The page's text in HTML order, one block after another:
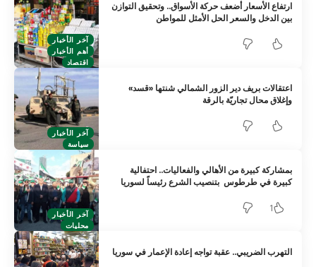
آخر الأخبار
أهم الأخبار
اقتصاد
ارتفاع الأسعار أضعف حركة الأسواق.. وتحقيق التوازن
بين الدخل والسعر الحل الأمثل للمواطن
آخر الأخبار
سياسة
اعتقالات بريف دير الزور الشمالي شنتها «قسد»
وإغلاق محال تجاريّة بالرقة
آخر الأخبار
محليات
بمشاركة كبيرة من الأهالي والفعاليات.. احتفالية
كبيرة في طرطوس بتنصيب الشرع رئيساً لسوريا
1
التهرب الضريبي.. عقبة تواجه إعادة الإعمار في سوريا